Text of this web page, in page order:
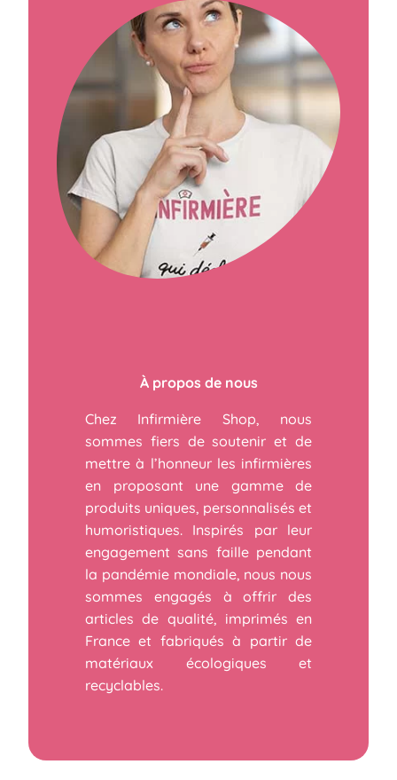
À propos de nous
Chez Infirmière Shop, nous
sommes fiers de soutenir et de
mettre à l’honneur les infirmières
en proposant une gamme de
produits uniques, personnalisés et
humoristiques. Inspirés par leur
engagement sans faille pendant
la pandémie mondiale, nous nous
sommes engagés à offrir des
articles de qualité, imprimés en
France et fabriqués à partir de
matériaux écologiques et
recyclables.